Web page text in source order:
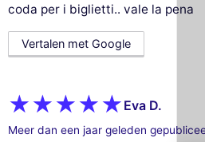
Wij gebruiken cookies en uw persoonlijke
gegevens om uw browse-ervaring te
coda per i biglietti.. vale la pena
Vertalen met Google
Eva D.
Meer dan een jaar geleden